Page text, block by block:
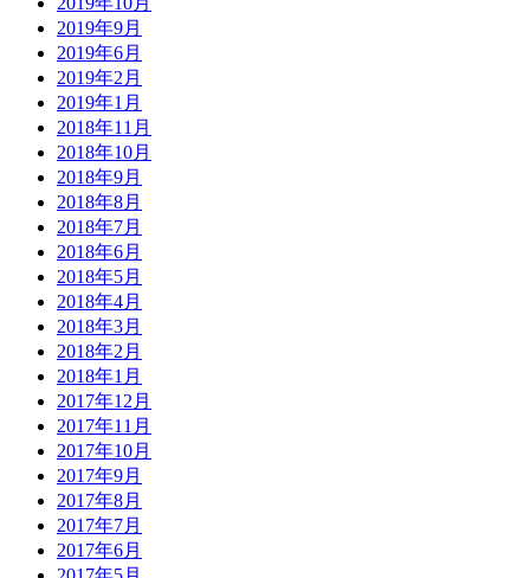
2019年9月
2019年6月
2019年2月
2019年1月
2018年11月
2018年10月
2018年9月
2018年8月
2018年7月
2018年6月
2018年5月
2018年4月
2018年3月
2018年2月
2018年1月
2017年12月
2017年11月
2017年10月
2017年9月
2017年8月
2017年7月
2017年6月